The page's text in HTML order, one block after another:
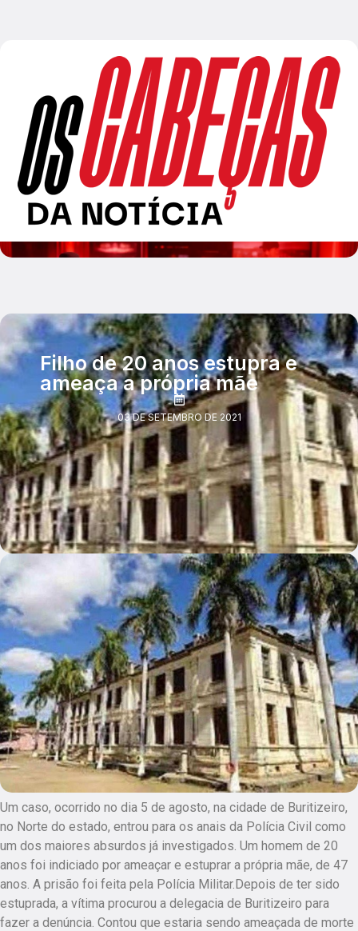
Filho de 20 anos estupra e
ameaça a própria mãe
03 DE SETEMBRO DE 2021
Um caso, ocorrido no dia 5 de agosto, na cidade de Buritizeiro,
no Norte do estado, entrou para os anais da Polícia Civil como
um dos maiores absurdos já investigados. Um homem de 20
anos foi indiciado por ameaçar e estuprar a própria mãe, de 47
anos. A prisão foi feita pela Polícia Militar.Depois de ter sido
estuprada, a vítima procurou a delegacia de Buritizeiro para
fazer a denúncia. Contou que estaria sendo ameaçada de morte